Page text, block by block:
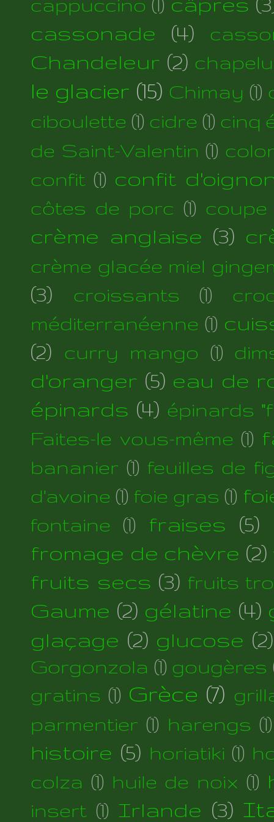
cappuccino (1)
cassonade
(4)
Chandeleur (2)
le glacier (15) Chimay (1)
ciboulette (1) cidre (1) cinq
de Saint-Valentin (1)
confit (1) confit
côtes de porc (1) coupe
crème anglaise (3)
crème glacée miel
(3) croissants (1)
méditerranéenne (1)
(2)
curry mango (1)
d'oranger (5) eau de
épinards (4) épinards
Faites-le vous-même (1)
bananier (1) feuilles de
d'avoine (1) foie gras (1)
fontaine (1) fraises (5)
fromage de chèvre (2)
fruits secs (3) fruits
Gaume (2) gélatine (4)
glaçage (2) glucose (2)
Gorgonzola (1) gougères
gratins (1) Grèce (7)
parmentier (1) harengs (1)
histoire (5) horiatiki (1)
colza (1) huile de noix (1)
insert (1) Irlande (3)